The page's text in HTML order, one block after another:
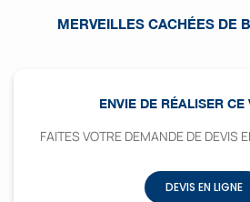
MERVEILLES CACHÉES DE
ENVIE DE RÉALISER CE
FAITES VOTRE DEMANDE DE DEVIS
DEVIS EN LIGNE